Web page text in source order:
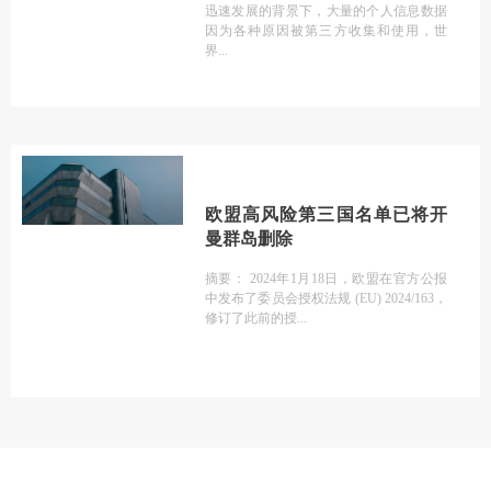
迅速发展的背景下，大量的个人信息数据
因为各种原因被第三方收集和使用，世
界
欧盟高风险第三国名单已将开
曼群岛删除
摘要： 2024年1月18日，欧盟在官方公报
中发布了委员会授权法规 (EU) 2024/163，
修订了此前的授